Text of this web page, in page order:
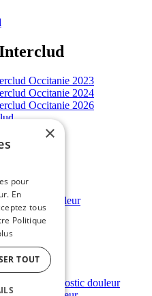
Occitanie 2023
Occitanie 2024
Occitanie 2026
douleur
au diagnostic douleur
×
pour
En
tous
Politique
TOUT